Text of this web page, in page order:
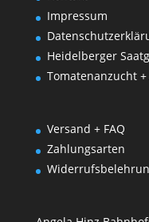
Impressum
Heidelberger
Tomatenanzucht
Versand + FAQ
Zahlungsarten